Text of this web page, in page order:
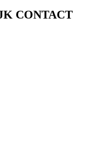
CONTACT